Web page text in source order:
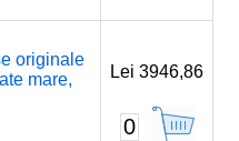
originale
mare,
Lei 3946,86
0